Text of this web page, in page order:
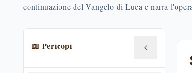
continuazione del Vangelo di Luca e narra
📖 Pericopi